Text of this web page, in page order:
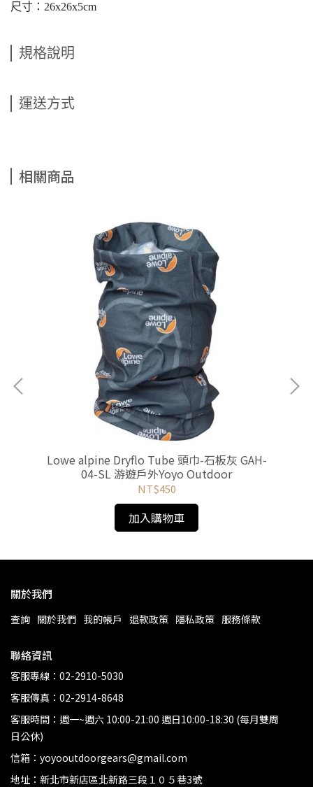
尺寸：26x26x5cm
規格說明
運送方式
相關商品
Lowe alpine Dryflo Tube 頭巾-石板灰 GAH-
04-SL 游遊戶外Yoyo Outdoor
NT$450
加入購物車
關於我們
查詢 關於我們 我的帳戶 退款政策 隱私政策 服務條款
聯絡資訊
客服專線：02-2910-5030
客服傳真：02-2914-8648
客服時間：週一~週六 10:00-21:00 週日10:00-18:30 (每月雙周
日公休)
信箱：yoyooutdoorgears@gmail.com
地址：新北市新店區北新路三段１０５巷3號